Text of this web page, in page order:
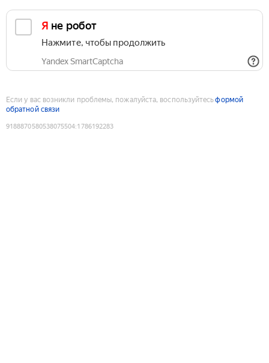
Я не робот
Нажмите, чтобы продолжить
Yandex SmartCaptcha
Если у вас возникли проблемы, пожалуйста, воспользуйтесьформой
обратной связи
9188870580538075504:1786192283